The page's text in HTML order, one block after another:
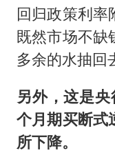
回归政策利率
既然市场不缺
多余的水抽回
另外，这是
个月期买断式
所下降。